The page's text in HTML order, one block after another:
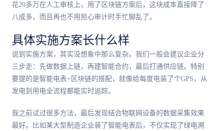
花20多万在人工审核上，用了区块链方案后，这块成本直接降了
八成多，而且再也不用担心审计时手忙脚乱了。
具体实施方案长什么样
说到实施方案，其实没想象中那么复杂。我们一般会建议企业分
三步走：先做数据上链，再建智能合约，最后打通供应链。特别
要提的是智能电表+区块链的搭配，就像给每度电装了个GPS，从
发电到用电全流程都能实时追踪。
我之前试过很多方法，最后发现结合物联网设备的数据采集效果
最好。比如某大型制造企业装了智能电表后，不仅实现了绿电溯